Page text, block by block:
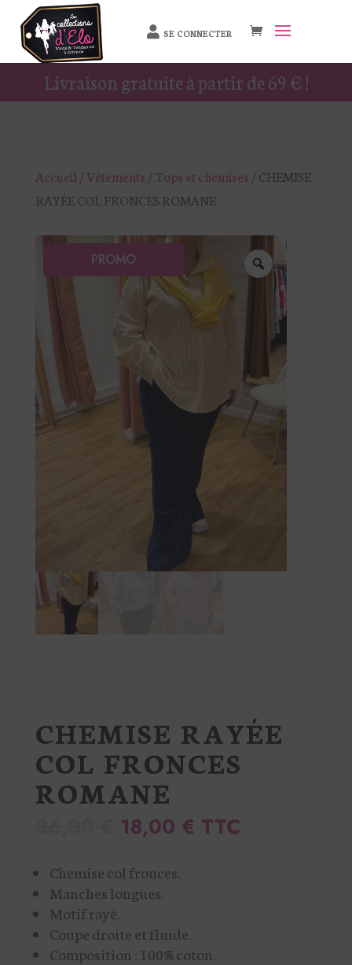
SE CONNECTER
Livraison gratuite à partir de 69 € !
Accueil /Vêtements / Tops et chemises / CHEMISE
RAYÉE COL FRONCES ROMANE
PROMO
CHEMISE RAYÉE
COL FRONCES
ROMANE
Le
initial
était :
36,00 €.
18,00 € Le
TTC
Chemise col fronces.
Manches longues.
Motif rayé.
Coupe droite et fluide.
Composition : 100% coton.